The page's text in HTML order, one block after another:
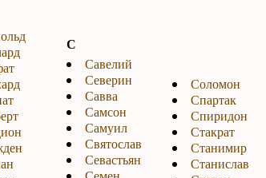
С
Савелий
Северин
Савва
Самсон
Самуил
Святослав
Севастьян
Соломон
Спартак
Спиридон
Стакрат
Станимир
Станислав